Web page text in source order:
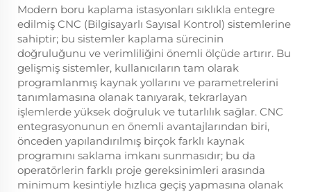
Modern boru kaplama istasyonları sıklıkla entegre
edilmiş CNC (Bilgisayarlı Sayısal Kontrol) sistemlerine
sahiptir; bu sistemler kaplama sürecinin
doğruluğunu ve verimliliğini önemli ölçüde artırır. Bu
gelişmiş sistemler, kullanıcıların tam olarak
programlanmış kaynak yollarını ve parametrelerini
tanımlamasına olanak tanıyarak, tekrarlayan
işlemlerde yüksek doğruluk ve tutarlılık sağlar. CNC
entegrasyonunun en önemli avantajlarından biri,
önceden yapılandırılmış birçok farklı kaynak
programını saklama imkanı sunmasıdır; bu da
operatörlerin farklı proje gereksinimleri arasında
minimum kesintiyle hızlıca geçiş yapmasına olanak